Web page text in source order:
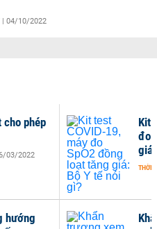
| 04/10/2022
cho phép
03/2022
hướng
Kit
đo
THỜI